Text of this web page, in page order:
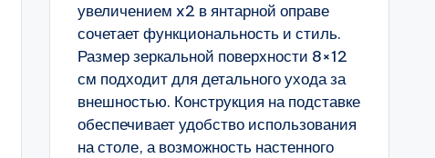
увеличением x2 в янтарной оправе
сочетает функциональность и стиль.
Размер зеркальной поверхности 8×12
см подходит для детального ухода за
внешностью. Конструкция на подставке
обеспечивает удобство использования
на столе, а возможность настенного